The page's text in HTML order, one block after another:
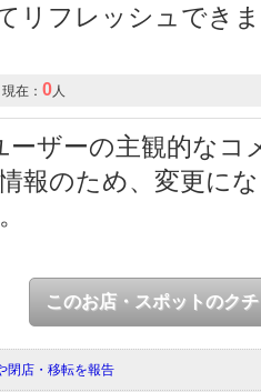
リフレッシュでき
現在： 0 人
ザーの主観的なコ
報のため、変更に
このお店・スポットのク
閉店・移転を報告